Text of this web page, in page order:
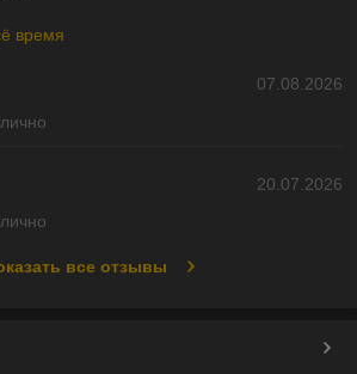
время
07.08.2026
20.07.2026
все отзывы